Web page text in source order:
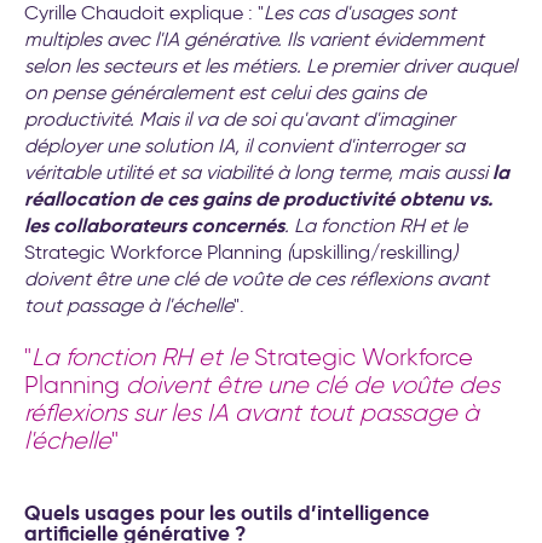
Cyrille Chaudoit explique : "Les cas d'usages sont
multiples avec l'IA générative. Ils varient évidemment
selon les secteurs et les métiers. Le premier driver auquel
on pense généralement est celui des gains de
productivité. Mais il va de soi qu'avant d'imaginer
déployer une solution IA, il convient d'interroger sa
véritable utilité et sa viabilité à long terme, mais aussila
réallocation de ces gains de productivité obtenu vs.
les collaborateurs concernés. La fonction RH et le
Strategic Workforce Planning (upskilling/reskilling)
doivent être une clé de voûte de ces réflexions avant
tout passage à l'échelle".
"La fonction RH et le Strategic Workforce
Planning doivent être une clé de voûte des
réflexions sur les IA avant tout passage à
l'échelle"
Quels usages pour les outils d’intelligence
artificielle générative ?